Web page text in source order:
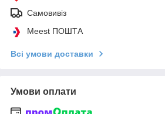
Самовивіз
Meest ПОШТА
Всі умови доставки
Умови оплати